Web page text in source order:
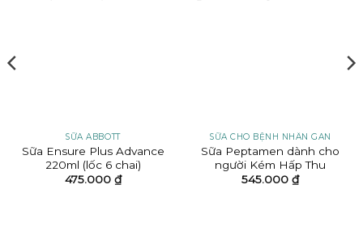
SỮA ABBOTT
Sữa Ensure Plus Advance
220ml (lốc 6 chai)
475.000 ₫
SỮA CHO BỆNH NHÂN GAN
Sữa Peptamen dành cho
người Kém Hấp Thu
545.000 ₫